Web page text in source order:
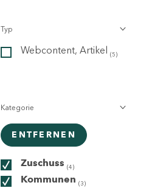
Typ
Webcontent, Artikel (5)
Kategorie
ENTFERNEN
Zuschuss (4)
Kommunen (3)